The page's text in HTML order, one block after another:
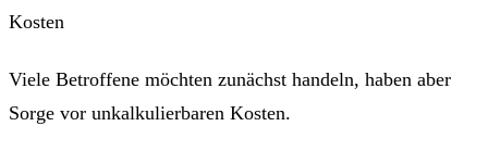
Kosten
Viele Betroffene möchten zunächst handeln, haben aber
Sorge vor unkalkulierbaren Kosten.